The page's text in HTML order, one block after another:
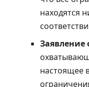
находятся
Заявление
настоящее